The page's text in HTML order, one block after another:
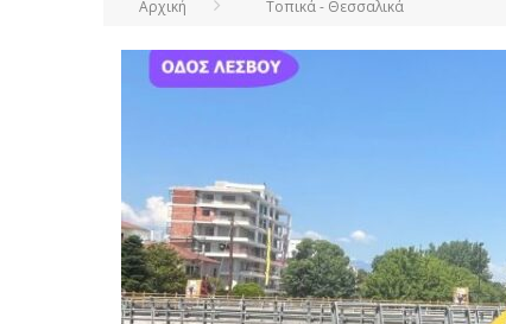
Αρχική Τοπικά - Θεσσαλικά